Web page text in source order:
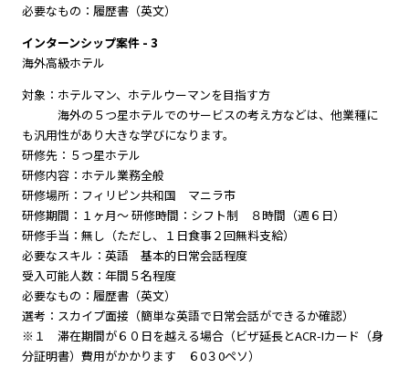
必要なもの：履歴書（英文）
インターンシップ案件 - 3
海外高級ホテル
対象：ホテルマン、ホテルウーマンを目指す方
海外の５つ星ホテルでのサービスの考え方などは、他業種に
も汎用性があり大きな学びになります。
研修先：５つ星ホテル
研修内容：ホテル業務全般
研修場所：フィリピン共和国 マニラ市
研修期間：１ヶ月～ 研修時間：シフト制 ８時間（週６日）
研修手当：無し（ただし、１日食事２回無料支給）
必要なスキル：英語 基本的日常会話程度
受入可能人数：年間５名程度
必要なもの：履歴書（英文）
選考：スカイプ面接（簡単な英語で日常会話ができるか確認）
※１ 滞在期間が６０日を越える場合（ビザ延長とACR-Iカード（身
分証明書）費用がかかります ６0３0ペソ）